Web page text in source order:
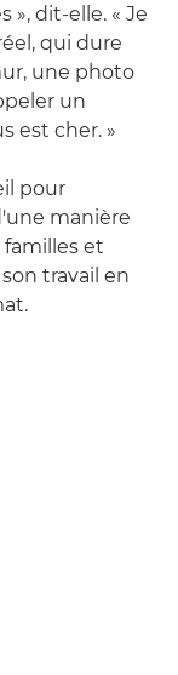
», dit-elle. « Je
qui dure
une photo
un
est cher. »
pour
manière
et
travail en